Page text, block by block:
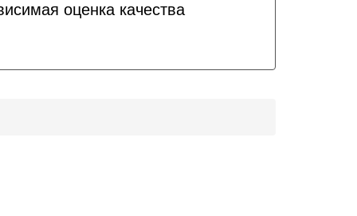
оценка качества